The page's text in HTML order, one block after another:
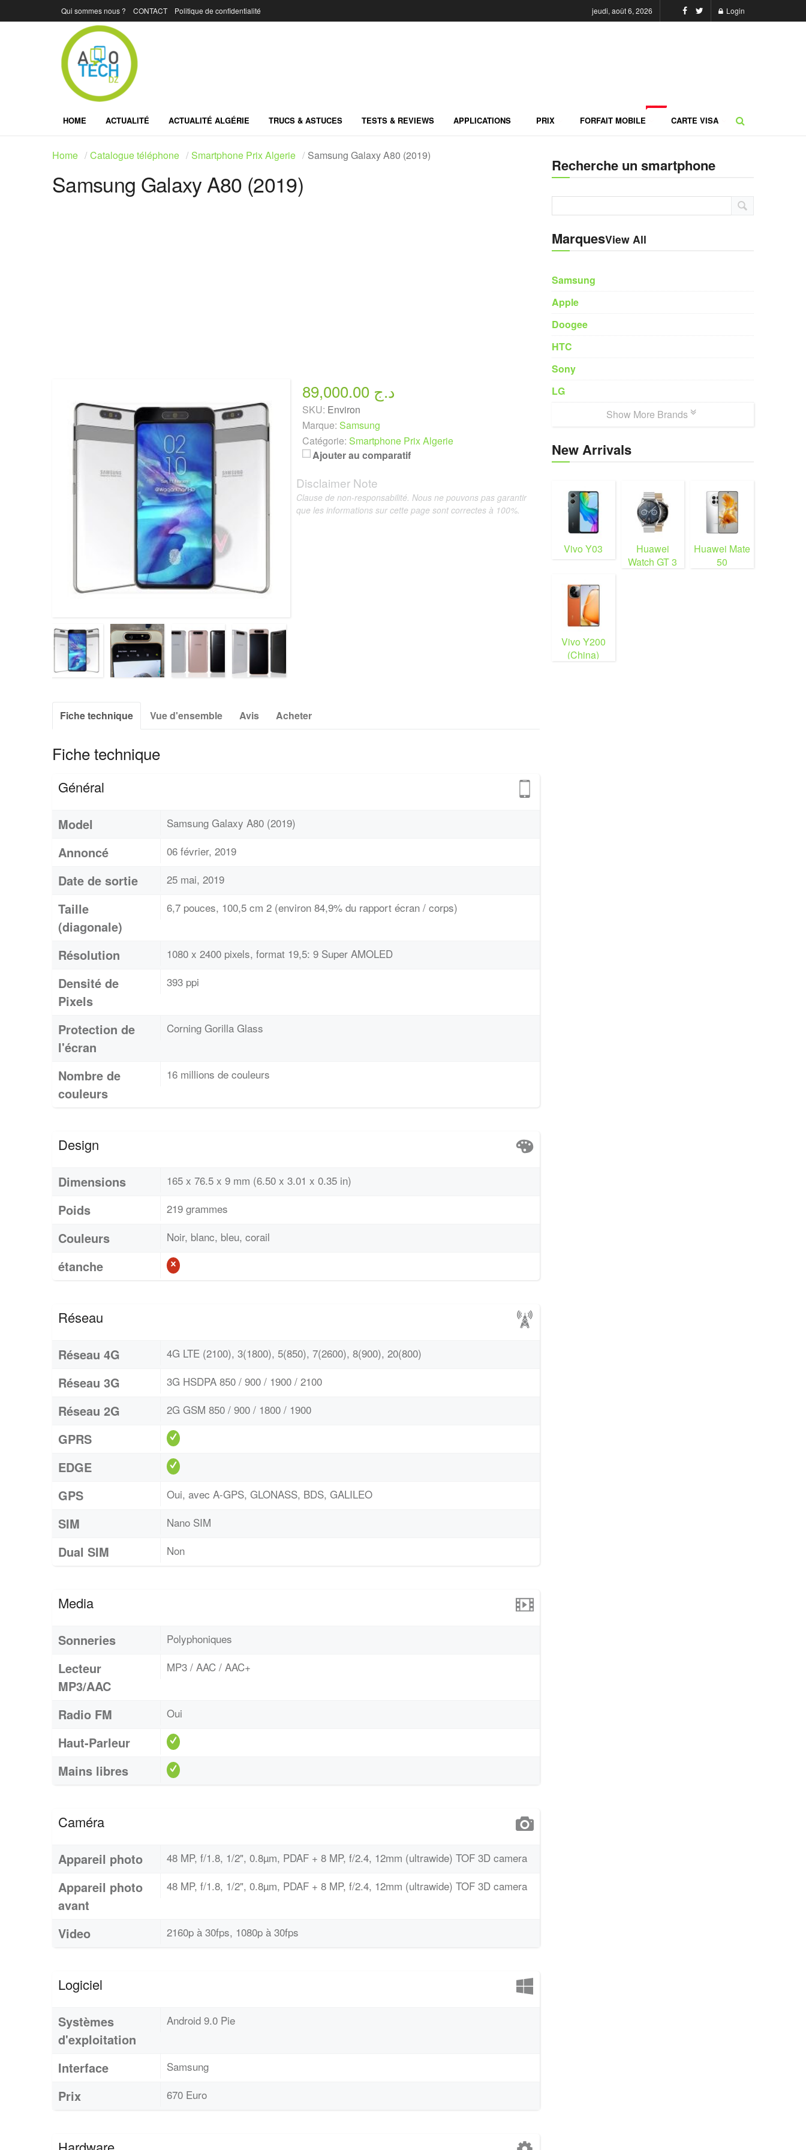
Qui sommes nous ? CONTACT Politique de confidentialité jeudi, août 6, 2026 Login
HOME ACTUALITÉ ACTUALITÉ ALGÉRIE TRUCS & ASTUCES TESTS & REVIEWS APPLICATIONS PRIX FORFAIT MOBILE CARTE VISA
Home Catalogue téléphone Smartphone Prix Algerie Samsung Galaxy A80 (2019)
Samsung Galaxy A80 (2019)
89,000.00 د.ج
SKU: Environ
Marque: Samsung
Catégorie: Smartphone Prix Algerie
Ajouter au comparatif
Fiche technique Vue d'ensemble Avis Acheter
Fiche technique
Général
Model Samsung Galaxy A80 (2019)
Annoncé 06 février, 2019
Date de sortie 25 mai, 2019
Taille
(diagonale)
6,7 pouces, 100,5 cm 2 (environ 84,9% du rapport écran / corps)
Résolution 1080 x 2400 pixels, format 19,5: 9 Super AMOLED
Densité de
Pixels
393 ppi
Protection de
l'écran
Corning Gorilla Glass
Nombre de
couleurs
16 millions de couleurs
Design
Dimensions 165 x 76.5 x 9 mm (6.50 x 3.01 x 0.35 in)
Poids 219 grammes
Couleurs Noir, blanc, bleu, corail
étanche
Réseau
Réseau 4G 4G LTE (2100), 3(1800), 5(850), 7(2600), 8(900), 20(800)
Réseau 3G 3G HSDPA 850 / 900 / 1900 / 2100
Réseau 2G 2G GSM 850 / 900 / 1800 / 1900
GPRS
EDGE
GPS
Oui, avec A-GPS, GLONASS, BDS, GALILEO
SIM Nano SIM
Dual SIM Non
Media
Sonneries Polyphoniques
Lecteur
MP3/AAC
MP3 / AAC / AAC+
Radio FM Oui
Haut-Parleur
Mains libres
Caméra
Appareil photo 48 MP, f/1.8, 1/2", 0.8µm, PDAF + 8 MP, f/2.4, 12mm (ultrawide) TOF 3D camera
Appareil photo
avant
48 MP, f/1.8, 1/2", 0.8µm, PDAF + 8 MP, f/2.4, 12mm (ultrawide) TOF 3D camera
Video 2160p à 30fps, 1080p à 30fps
Logiciel
Systèmes
d'exploitation
Android 9.0 Pie
Interface Samsung
Prix 670 Euro
Disclaimer Note
Clause de non-responsabilité. Nous ne pouvons pas garantir
que les informations sur cette page sont correctes à 100%.
Recherche un smartphone
MarquesView All
Samsung
Apple
Doogee
HTC
Sony
LG
Show More Brands
New Arrivals
Vivo Y03
Huawei
Watch GT 3
Huawei Mate
50
Vivo Y200
(China)